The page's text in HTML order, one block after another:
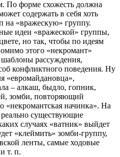
По форме схожесть должна
содержать в себя хоть
на «вражескую» группу.
идеи «вражеской» группы,
но так, чтобы по идеям
этого «некромант»
шаблоны рассуждения,
конфликтного поведения. Ну
«евромайдановца»,
– алкаш, быдло, гопник,
зомби, повторяющий
«некромантская начинка». На
существующие
случаях «ватник» выйдет
«клеймить» зомби-группу,
ленты, самые ходовые
т. п.